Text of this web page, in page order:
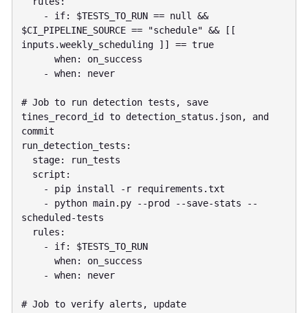
$CI_PIPELINE_SOURCE == "schedule" && [[
inputs.weekly_scheduling ]] == true
# Job to run detection tests, save
tines_record_id to detection_status.json, and
commit
run_detection_tests:
scheduled-tests
# Job to verify alerts, update